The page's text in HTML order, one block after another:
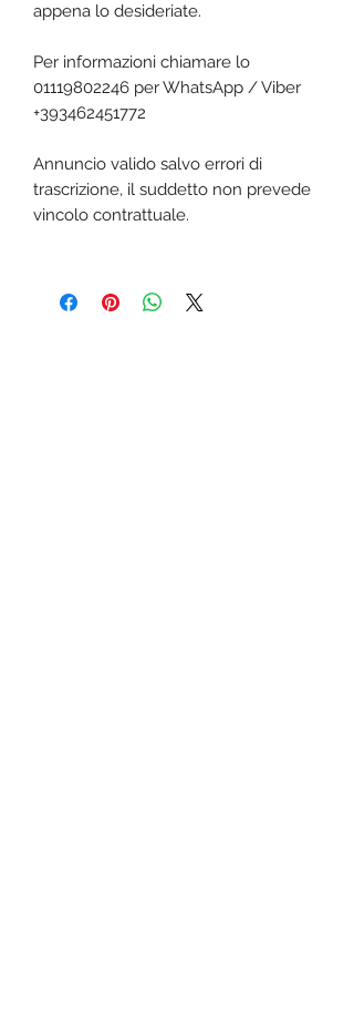
appena lo desideriate.
Per informazioni chiamare lo
01119802246 per WhatsApp / Viber
+393462451772
Annuncio valido salvo errori di
trascrizione, il suddetto non prevede
vincolo contrattuale.